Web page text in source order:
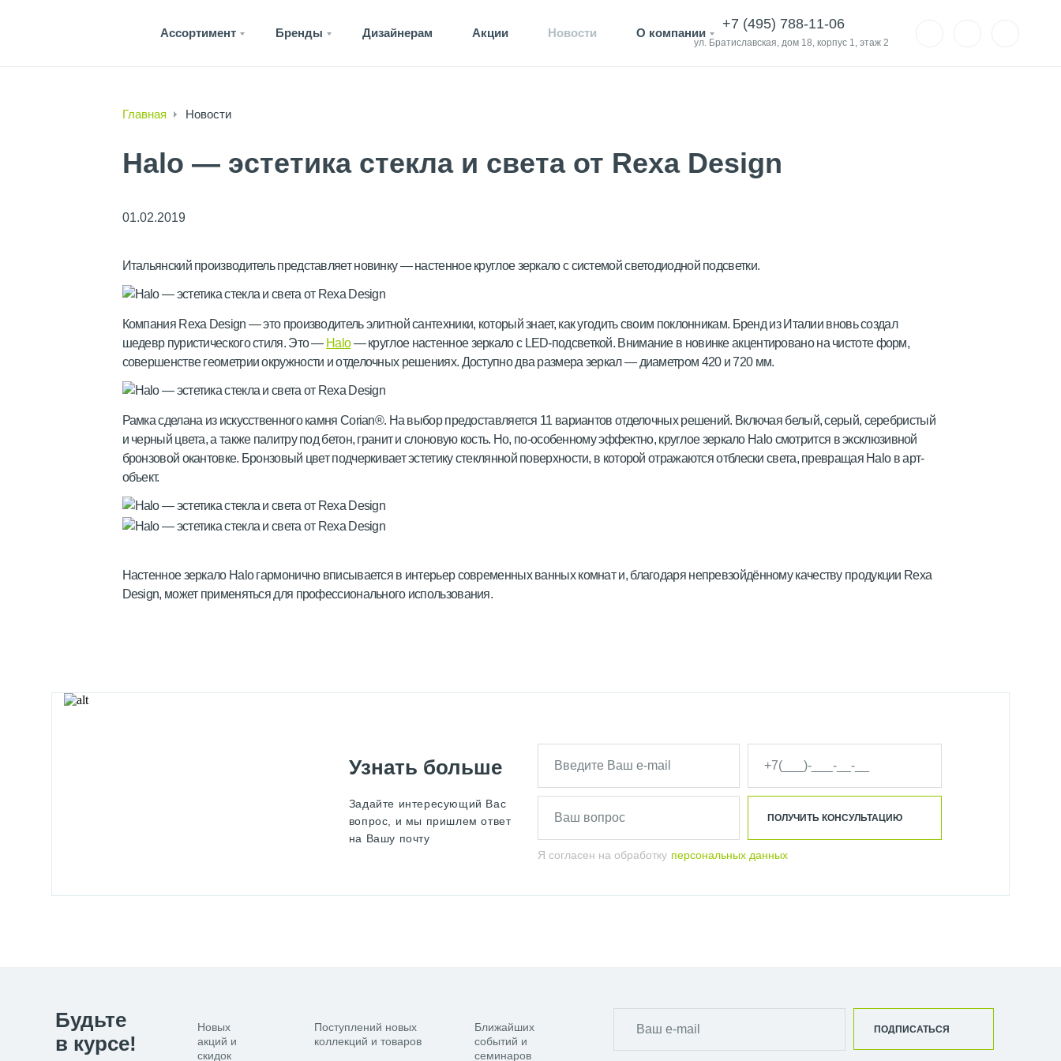
Ассортимент Бренды Дизайнерам Акции Новости О компании
+7 (495) 788-11-06
ул. Братиславская, дом 18, корпус 1, этаж 2
Главная Новости
Halo — эстетика стекла и света от Rexa Design
01.02.2019
Итальянский производитель представляет новинку — настенное круглое зеркало с системой светодиодной подсветки.
Компания Rexa Design — это производитель элитной сантехники, который знает, как угодить своим поклонникам. Бренд из Италии вновь создал
шедевр пуристического стиля. Это — Halo— круглое настенное зеркало с LED-подсветкой. Внимание в новинке акцентировано на чистоте форм,
совершенстве геометрии окружности и отделочных решениях. Доступно два размера зеркал — диаметром 420 и 720 мм.
Рамка сделана из искусственного камня Corian®. На выбор предоставляется 11 вариантов отделочных решений. Включая белый, серый, серебристый
и черный цвета, а также палитру под бетон, гранит и слоновую кость. Но, по-особенному эффектно, круглое зеркало Halo смотрится в эксклюзивной
бронзовой окантовке. Бронзовый цвет подчеркивает эстетику стеклянной поверхности, в которой отражаются отблески света, превращая Halo в арт-
объект.
Настенное зеркало Halo гармонично вписывается в интерьер современных ванных комнат и, благодаря непревзойдённому качеству продукции Rexa
Design, может применяться для профессионального использования.
Узнать больше
Задайте интересующий Вас
вопрос, и мы пришлем ответ
на Вашу почту
Я согласен на обработку персональных данных
ПОЛУЧИТЬ КОНСУЛЬТАЦИЮ
Будьте
в курсе!
Новых
акций и
скидок
Поступлений новых
коллекций и товаров
Ближайших
событий и
семинаров
ПОДПИСАТЬСЯ